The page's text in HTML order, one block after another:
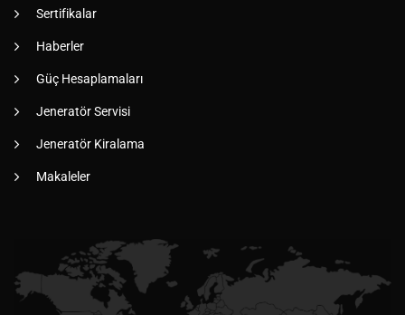
Sertifikalar
Haberler
Güç Hesaplamaları
Jeneratör Servisi
Jeneratör Kiralama
Makaleler